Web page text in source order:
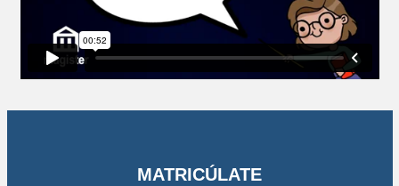
MATRICÚLATE